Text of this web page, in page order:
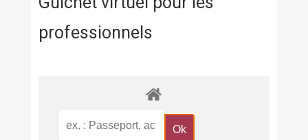
professionnels